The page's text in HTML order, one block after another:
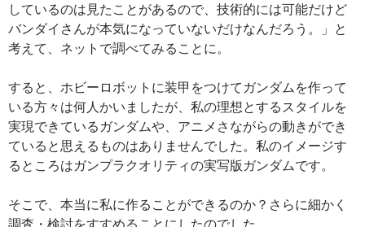
しているのは見たことがあるので、技術的には可能だけど
バンダイさんが本気になっていないだけなんだろう。」と
考えて、ネットで調べてみることに。
すると、ホビーロボットに装甲をつけてガンダムを作って
いる方々は何人かいましたが、私の理想とするスタイルを
実現できているガンダムや、アニメさながらの動きができ
ていると思えるものはありませんでした。私のイメージす
るところはガンプラクオリティの実写版ガンダムです。
そこで、本当に私に作ることができるのか？さらに細かく
調査・検討をすすめることにしたのでした。